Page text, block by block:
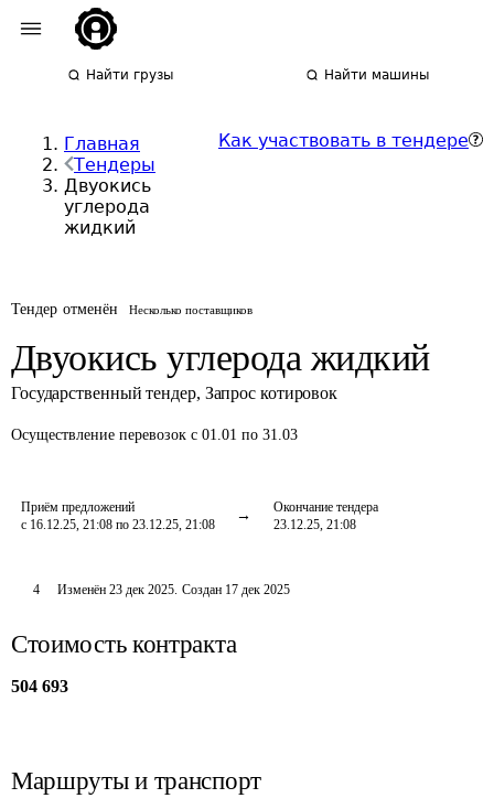
Найти грузы Найти машины
Главная
Тендеры
Двуокись
углерода
жидкий
Как участвовать в тендере
Тендер отменён Несколько поставщиков
Двуокись углерода жидкий
Государственный тендер, Запрос котировок
Осуществление перевозок с 01.01 по 31.03
Приём предложений
с 16.12.25, 21:08 по 23.12.25, 21:08
Окончание тендера
23.12.25, 21:08
4 Изменён 23 дек 2025. Создан 17 дек 2025
Стоимость контракта
504 693
Маршруты и транспорт